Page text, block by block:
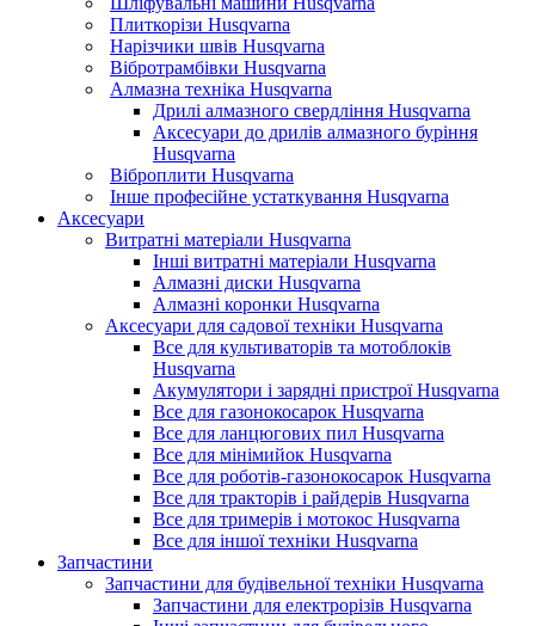
Плиткорізи Husqvarna
Нарізчики швів Husqvarna
Вібротрамбівки Husqvarna
Алмазна техніка Husqvarna
Дрилі алмазного свердління Husqvarna
Аксесуари до дрилів алмазного буріння
Husqvarna
Віброплити Husqvarna
Інше професійне устаткування Husqvarna
Аксесуари
Витратні матеріали Husqvarna
Інші витратні матеріали Husqvarna
Алмазні диски Husqvarna
Алмазні коронки Husqvarna
Аксесуари для садової техніки Husqvarna
Все для культиваторів та мотоблоків
Husqvarna
Акумулятори і зарядні пристрої Husqvarna
Все для газонокосарок Husqvarna
Все для ланцюгових пил Husqvarna
Все для мінімийок Husqvarna
Все для роботів-газонокосарок Husqvarna
Все для тракторів і райдерів Husqvarna
Все для тримерів і мотокос Husqvarna
Все для іншої техніки Husqvarna
Запчастини
Запчастини для будівельної техніки Husqvarna
Запчастини для електрорізів Husqvarna